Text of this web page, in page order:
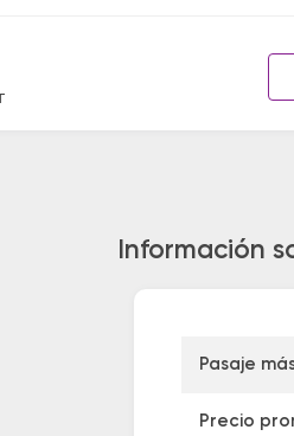
Información
Pasaje
Precio